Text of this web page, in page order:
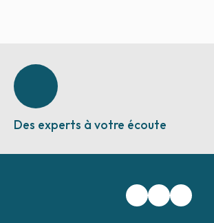
Des experts à votre écoute